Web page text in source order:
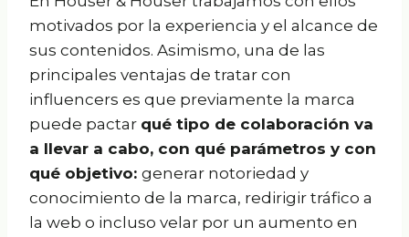
motivados por la experiencia y el alcance de
sus contenidos. Asimismo, una de las
principales ventajas de tratar con
influencers es que previamente la marca
puede pactar qué tipo de colaboración va
a llevar a cabo, con qué parámetros y con
qué objetivo: generar notoriedad y
conocimiento de la marca, redirigir tráfico a
la web o incluso velar por un aumento en